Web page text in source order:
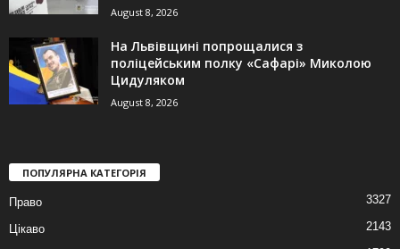
August 8, 2026
На Львівщині попрощалися з
поліцейським полку «Сафарі» Миколою
Цидуляком
August 8, 2026
ПОПУЛЯРНА КАТЕГОРІЯ
Право 3327
Цікаво
2143